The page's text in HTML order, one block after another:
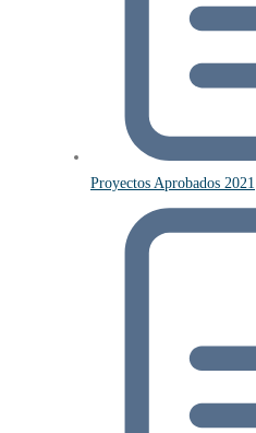
Proyectos Aprobados 2021